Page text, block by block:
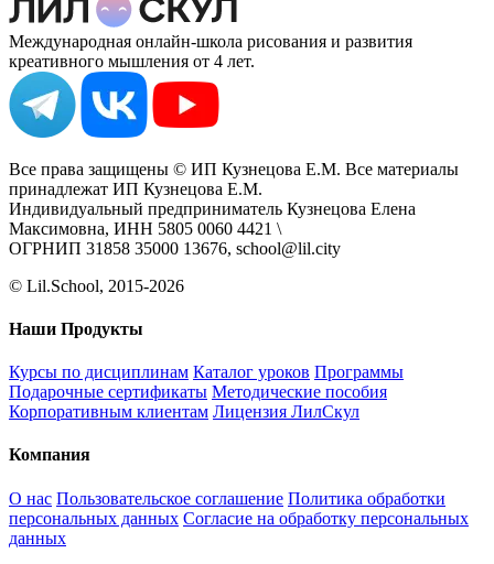
Международная онлайн-школа рисования и развития
креативного мышления от 4 лет.
Все права защищены © ИП Кузнецова Е.М. Все материалы
принадлежат ИП Кузнецова Е.М.
Индивидуальный предприниматель Кузнецова Елена
Максимовна, ИНН 5805 0060 4421 \
ОГРНИП 31858 35000 13676, school@lil.city
© Lil.School, 2015‐2026
Наши Продукты
Курсы по дисциплинам Каталог уроков Программы
Подарочные сертификаты Методические пособия
Корпоративным клиентам Лицензия ЛилСкул
Компания
О нас Пользовательское соглашение Политика обработки
персональных данных Согласие на обработку персональных
данных